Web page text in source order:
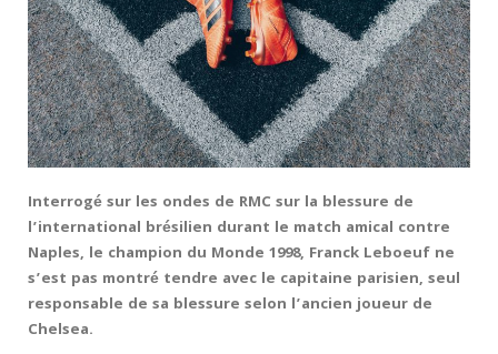
Interrogé sur les ondes de RMC sur la blessure de
l’international brésilien durant le match amical contre
Naples, le champion du Monde 1998, Franck Leboeuf ne
s’est pas montré tendre avec le capitaine parisien, seul
responsable de sa blessure selon l’ancien joueur de
Chelsea.